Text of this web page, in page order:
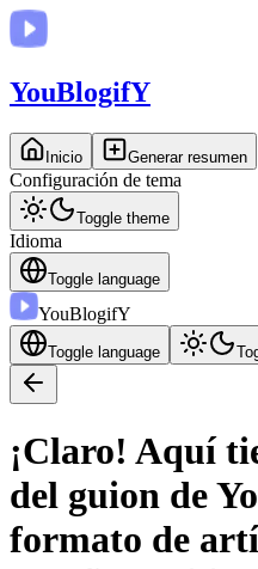
YouBlogifY
Inicio Generar resumen
Configuración de tema
Toggle theme
Idioma
Toggle language
YouBlogifY
Toggle language
¡Claro! Aquí
del guion de
formato de